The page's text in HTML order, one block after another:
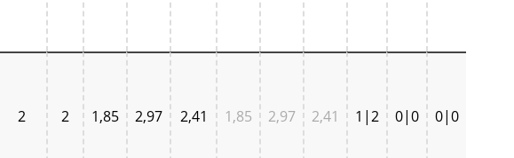
2 2 1,85 2,97 2,41 1,85 2,97 2,41 1|2 0|0 0|0